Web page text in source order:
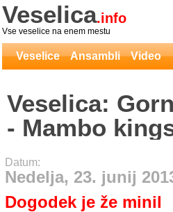
Veselica.info
Vse veselice na enem mestu
Veselice Ansambli Video
Veselica:
- Mambo
Datum:
Nedelja, 23. junij
Dogodek je že minil